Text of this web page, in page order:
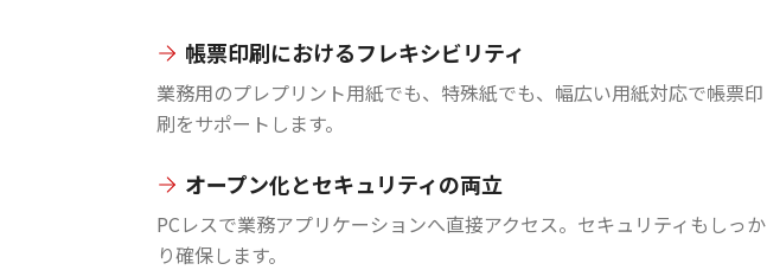
帳票印刷におけるフレキシビリティ
業務用のプレプリント用紙でも、特殊紙でも、幅広い用紙対応で帳票印
刷をサポートします。
オープン化とセキュリティの両立
PCレスで業務アプリケーションへ直接アクセス。セキュリティもしっか
り確保します。